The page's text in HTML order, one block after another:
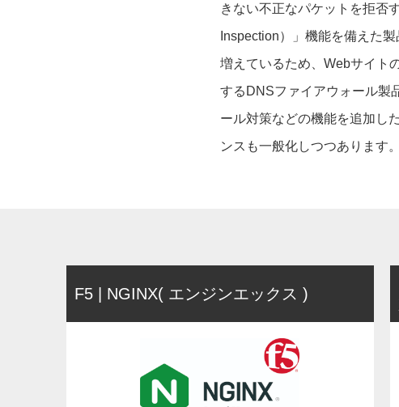
きない不正なパケットを拒否
Inspection）」機能を備えた
増えているため、Webサイト
するDNSファイアウォール製
ール対策などの機能を追加し
ンスも一般化しつつあります。
F5 | NGINX( エンジンエックス )